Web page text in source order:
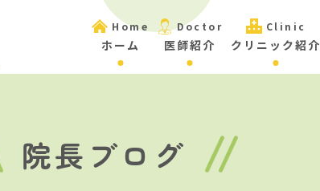
Home
ホーム
Doctor
医師紹介
Clinic
クリニック紹介
院長ブログ